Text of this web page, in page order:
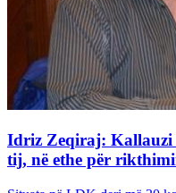
Idriz Zeqiraj: Kallauzi
tij, në ethe për